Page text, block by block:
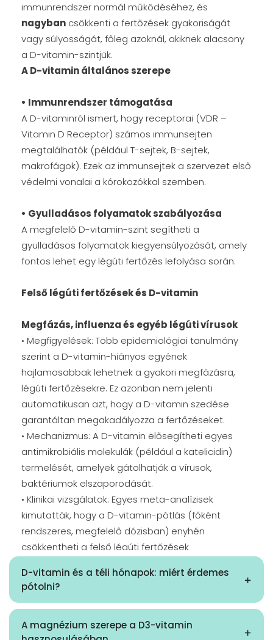
immunrendszer normál működéséhez, és
nagyban csökkenti a fertőzések gyakoriságát
vagy súlyosságát, főleg azoknál, akiknek alacsony
a D-vitamin-szintjük.
A D-vitamin általános szerepe
• Immunrendszer támogatása
A D-vitaminról ismert, hogy receptorai (VDR –
Vitamin D Receptor) számos immunsejten
megtalálhatók (például T-sejtek, B-sejtek,
makrofágok). Ezek az immunsejtek a szervezet első
védelmi vonalai a kórokozókkal szemben.
• Gyulladásos folyamatok szabályozása
A megfelelő D-vitamin-szint segítheti a
gyulladásos folyamatok kiegyensúlyozását, amely
fontos lehet egy légúti fertőzés lefolyása során.
Felső légúti fertőzések és D-vitamin
Megfázás, influenza és egyéb légúti vírusok
• Megfigyelések: Több epidemiológiai tanulmány
szerint a D-vitamin-hiányos egyének
hajlamosabbak lehetnek a gyakori megfázásra,
légúti fertőzésekre. Ez azonban nem jelenti
automatikusan azt, hogy a D-vitamin szedése
garantáltan megakadályozza a fertőzéseket.
• Mechanizmus: A D-vitamin elősegítheti egyes
antimikrobiális molekulák (például a katelicidin)
termelését, amelyek gátolhatják a vírusok,
baktériumok elszaporodását.
• Klinikai vizsgálatok: Egyes meta-analízisek
kimutatták, hogy a D-vitamin-pótlás (főként
rendszeres, megfelelő dózisban) enyhén
csökkentheti a felső légúti fertőzések
egyéneknél. Ugyanakkor a tanulmányok
eredményei nem teljesen egységesek: vannak
olyan kutatások, amelyek nem mutattak ki
szignifikáns előnyt.
D-vitamin és a téli hónapok: miért érdemes
pótolni?
+
A téli időszakban jelentősen csökken a napsütéses
órák száma,
A magnézium szerepe a D3-vitamin
+